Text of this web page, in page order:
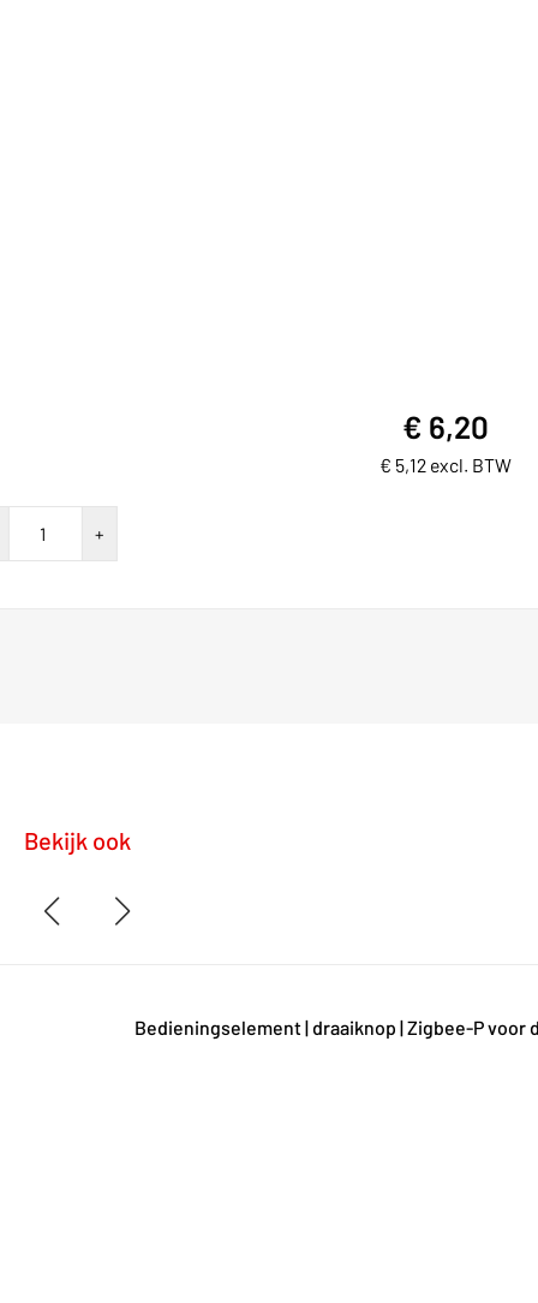
€ 6,20
€ 5,12excl. BTW
+
Bekijk ook
Bedieningselement | draaiknop | Zigbee-P voor